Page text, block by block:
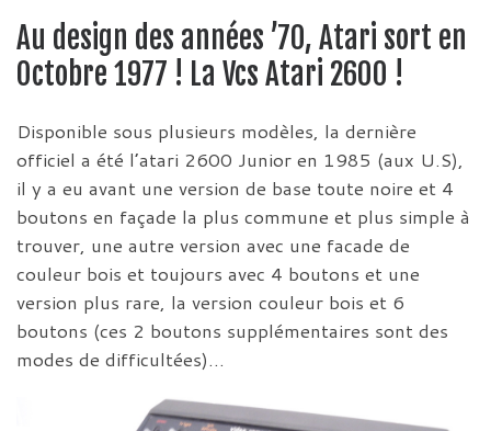
Au design des années ’70, Atari sort en
Octobre 1977 ! La Vcs Atari 2600 !
Disponible sous plusieurs modèles, la dernière
officiel a été l’atari 2600 Junior en 1985 (aux U.S),
il y a eu avant une version de base toute noire et 4
boutons en façade la plus commune et plus simple à
trouver, une autre version avec une facade de
couleur bois et toujours avec 4 boutons et une
version plus rare, la version couleur bois et 6
boutons (ces 2 boutons supplémentaires sont des
modes de difficultées)…